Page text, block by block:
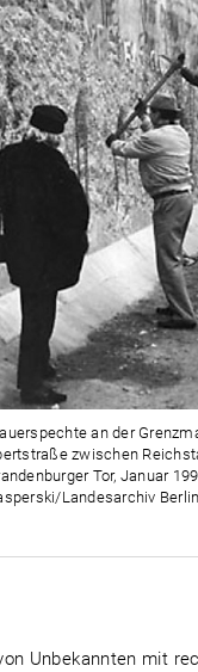
an der
zwischen
Tor, Januar
Landesarchiv
Unbekannten mit